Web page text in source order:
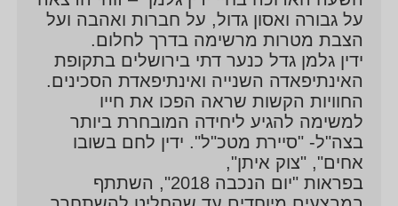
על גבורה ואסון גדול, על חברות ואהבה ועל
הצבת מטרות מרשימה בדרך לחלום.
ידין גלמן גדל כנער דתי בירושלים בתקופת
האינתיפאדה השנייה ואינתיפאדת הסכינים.
החוויות הקשות שראה הפכו את חייו
למשימה להגיע ליחידה המובחרת ביותר
בצה"ל- "סיירת מטכ"ל". ידין לחם בשובו
אחים", "צוק איתן",
בפראות "יום הנכבה 2018", השתתף